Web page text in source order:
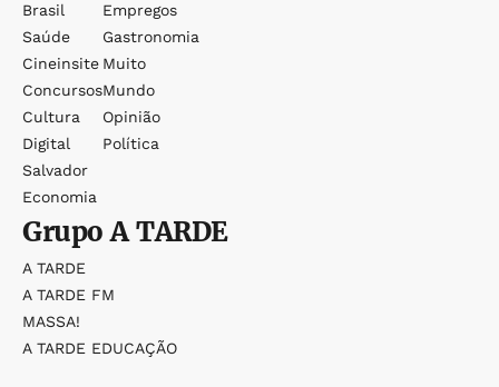
Brasil
Saúde
Cineinsite
Concursos
Cultura
Digital
Salvador
Economia
Empregos
Gastronomia
Muito
Mundo
Opinião
Política
GrupoA TARDE
A TARDE
A TARDE FM
MASSA!
A TARDE EDUCAÇÃO